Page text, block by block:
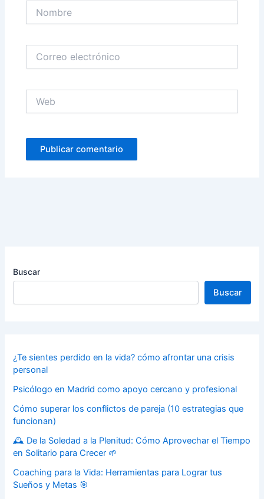
electrónico
Buscar
Buscar
¿Te sientes perdido en la vida? cómo afrontar una crisis
personal
Psicólogo en Madrid como apoyo cercano y profesional
Cómo superar los conflictos de pareja (10 estrategias que
funcionan)
🕰️ De la Soledad a la Plenitud: Cómo Aprovechar el Tiempo
en Solitario para Crecer 🌱
Coaching para la Vida: Herramientas para Lograr tus
Sueños y Metas 🎯